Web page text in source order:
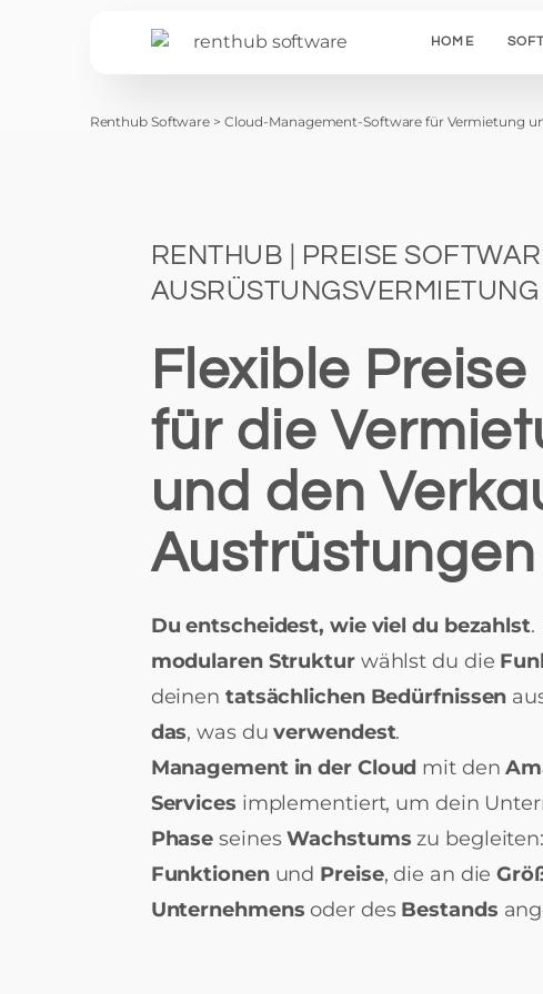
HOME
Renthub Software > Cloud-Management-Software für Vermietung
RENTHUB | PREISE
AUSRÜSTUNGSVERMIETUNG
Flexible Preise
für die
und den
Austrüstungen
Du entscheidest, wie viel du bezahlst.
modularen Struktur wählst du die
deinen tatsächlichen Bedürfnissen
das, was duverwendest.
Management in der Cloud mit den
Services implementiert, um dein
PhaseseinesWachstumszu begleiten:
Funktionen und Preise, die an die
Unternehmens oder des Bestands